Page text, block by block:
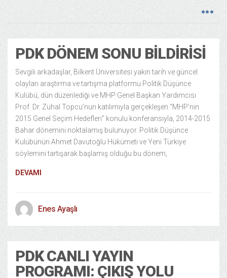
PDK DÖNEM SONU BILDIRISI
Sevgili arkadaşlar, Bilkent Üniversitesi yakın tarih ve güncel
olayları araştırma ve tartışma platformu Politik Düşünce
Kulübü, dün düzenlediği ve MHP Genel Başkan Yardımcısı
Prof. Dr. Zühal Topcu‘nun katılımıyla gerçekleşen “MHP’nin
2015 Genel Seçim Hedefleri” konulu konferansıyla, 2014-2015
Bahar dönemini noktalamış bulunuyor. Politik Düşünce
Kulübünün Ahmet Davutoğlu Hükümeti ve Yeni Türkiye
söylemini tartışarak başlamış olduğu bu dönem,
DEVAMI
Enes Ayaşlı
PDK CANLI YAYIN
PROGRAMI: ÇIKIŞ YOLU